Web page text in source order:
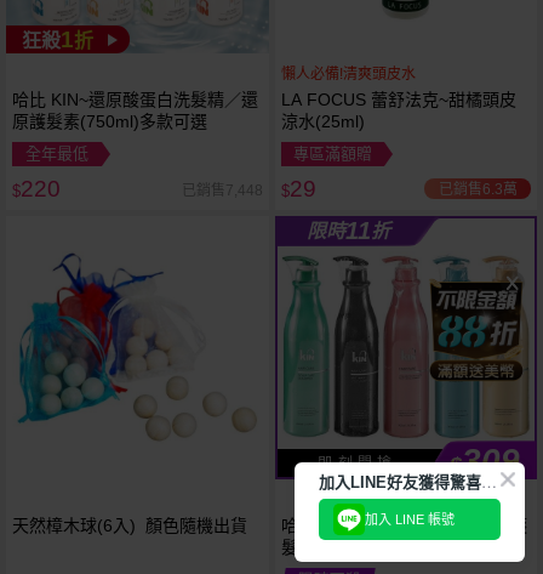
狂殺1折
哈比 KIN~還原酸蛋白洗髮精／還
原護髮素(750ml)多款可選
全年最低
$220 已銷售7,448
懶人必備!清爽頭皮水
LA FOCUS 蕾舒法克~甜橘頭皮
涼水(25ml)
專區滿額贈
$29 已銷售6.3萬
天然樟木球(6入) 顏色隨機出貨
限時11折
即 刻 開 搶 $309
哈比 KIN~卡碧絲頂級洗髮精／護
髮素／沐浴乳(900ml) 款式可選
加
入LINE好友獲得驚喜折扣!
加入 LINE 帳號